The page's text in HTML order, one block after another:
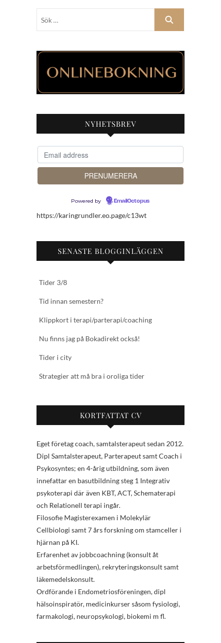
NYHETSBREV
Powered by EmailOctopus
https://karingrundler.eo.page/c13wt
SENASTE BLOGGINLÄGGEN
Tider 3/8
Tid innan semestern?
Klippkort i terapi/parterapi/coaching
Nu finns jag på Bokadirekt också!
Tider i city
Strategier att må bra i oroliga tider
KORTFATTAT CV
Eget företag coach, samtalsterapeut sedan 2012.
Dipl Samtalsterapeut, Parterapeut samt Coach i
Psykosyntes; en 4-årig utbildning, som även
innefattar en basutbildning steg 1 Integrativ
psykoterapi där även KBT, ACT, Schematerapi
och Relationell terapi ingår.
Filosofie Magisterexamen i Molekylär
Cellbiologi samt 7 års forskning om stamceller i
hjärnan på KI.
Erfarenhet av jobbcoachning (konsult åt
arbetsförmedlingen), rekryteringskonsult samt
läkemedelskonsult.
Ordförande i Endometriosföreningen, dipl
hälsoinspiratör, medicinkurser såsom fysiologi,
farmakologi, neuropsykologi, biokemi m fl.